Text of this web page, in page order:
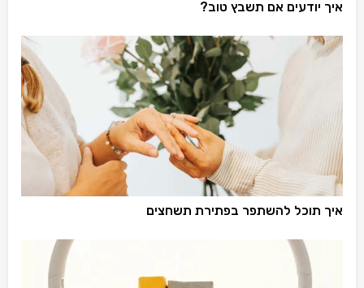
איך יודעים אם תשבץ טוב?
איך תוכל להשתפר בפתירת תשחצים